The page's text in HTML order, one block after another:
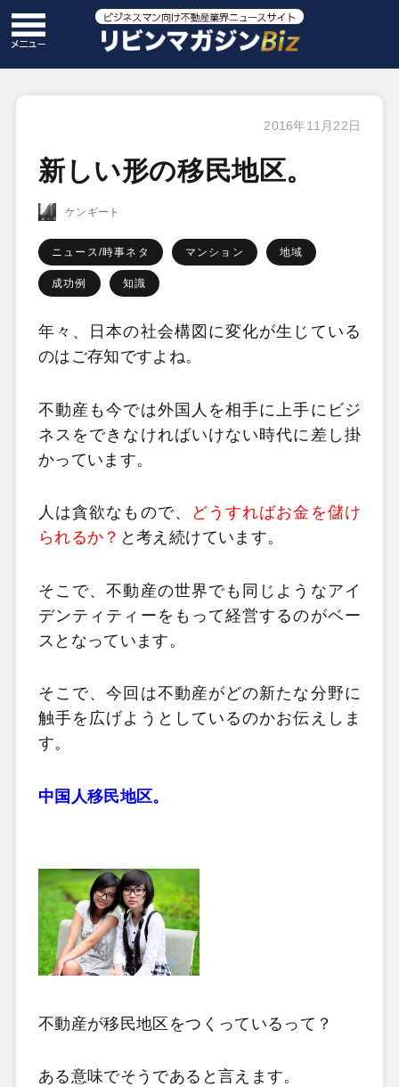
2016年11月22日
新しい形の移民地区。
ケンギート
ニュース/時事ネタ マンション 地域
成功例 知識
年々、日本の社会構図に変化が生じている
のはご存知ですよね。
不動産も今では外国人を相手に上手にビジ
ネスをできなければいけない時代に差し掛
かっています。
人は貪欲なもので、
どうすればお金を儲け
られるか？ と考え続けています。
そこで、不動産の世界でも同じようなアイ
デンティティーをもって経営するのがベー
スとなっています。
そこで、今回は不動産がどの新たな分野に
触手を広げようとしているのかお伝えしま
す。
中国人移民地区。
不動産が移民地区をつくっているって？
ある意味でそうであると言えます。